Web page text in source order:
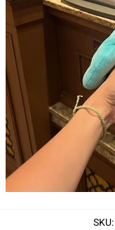
SKU: